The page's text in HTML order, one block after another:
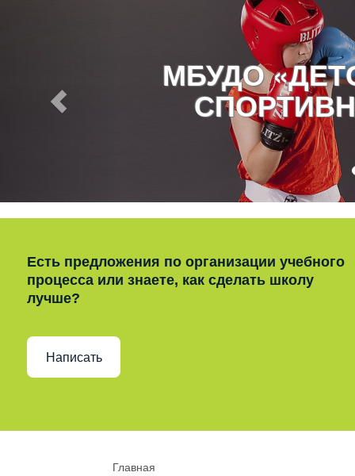
МБУДО
Есть предложения по организации учебного
процесса или знаете, как сделать школу
лучше?
Написать
Главная